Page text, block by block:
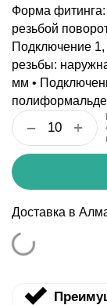
Форма фитинга:
резьбой
Подключение 1,
резьбы:
мм •
+
−
Доставка в